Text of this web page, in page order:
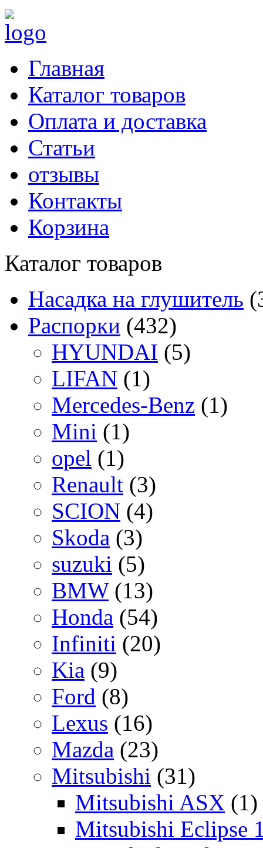
Главная
Каталог товаров
Оплата и доставка
Статьи
отзывы
Контакты
Корзина
Каталог товаров
Насадка на глушитель
Распорки (432)
HYUNDAI (5)
LIFAN (1)
Mercedes-Benz (1)
Mini (1)
opel (1)
Renault (3)
SCION (4)
Skoda (3)
suzuki (5)
BMW (13)
Honda (54)
Infiniti (20)
Kia (9)
Ford (8)
Lexus (16)
Mazda (23)
Mitsubishi (31)
Mitsubishi ASX (1)
Mitsubishi Eclipse